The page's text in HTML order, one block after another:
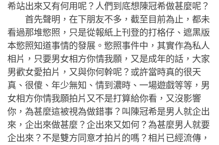
希站出來又有何用呢？人們到底想陳冠希做甚麼呢？
首先聲明，在下朋友不多，截至目前為止，都未
看過那堆慾照，只是從報紙上刊登的打格仔、遮黑版
本慾照知道事情的發展。慾照事件中，其實作為私人
相片，只要男女相方你情我願，又是成年的話，大家
男歡女愛拍片，又與你何幹呢？或許當時真的很天
真、很傻、年少無知、情到濃時、一場遊戲等等，男
女相方你情我願拍片又不是打算給你看，又沒影響
你，為甚麼這被視為做錯事？叫陳冠希是男人就企出
來，企出來做甚麼？企出來又如何？為甚麼男人就要
企出來？不是雙方同意才拍片的嗎？相片已經流傳，